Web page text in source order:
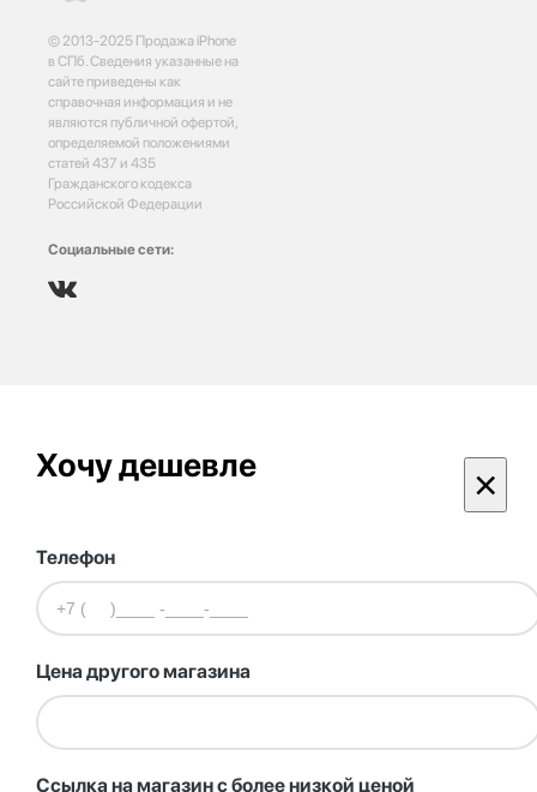
© 2013-2025 Продажа iPhone
в СПб. Сведения указанные на
сайте приведены как
справочная информация и не
являются публичной офертой,
определяемой положениями
статей 437 и 435
Гражданского кодекса
Российской Федерации
Социальные сети:
Хочу дешевле ×
Телефон
Цена другого магазина
Ссылка на магазин с более низкой ценой